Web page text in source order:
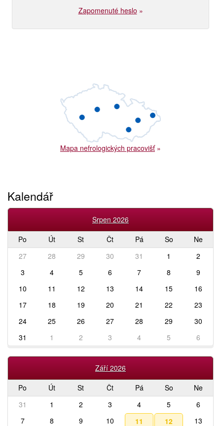
Zapomenuté heslo »
Mapa nefrologických pracovišť»
Kalendář
Srpen 2026
Po
Út St Čt Pá So
Ne
27
28 29 30 31 1
2
3
4 5 6 7 8
9
10
11 12 13 14 15
16
17
18 19 20 21 22
23
24
25 26 27 28 29
30
31
1 2 3 4 5 6
Září 2026
Po
Út St Čt Pá So
Ne
31
1 2 3 4 5
6
7
8 9 10 11 12
13